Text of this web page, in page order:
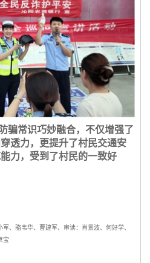
骗常识巧妙融合，不仅增强了
透力，更提升了村民交通安
力，受到了村民的一致好
、骆韦华、曹建军、审读：肖景波、何好学、
宝